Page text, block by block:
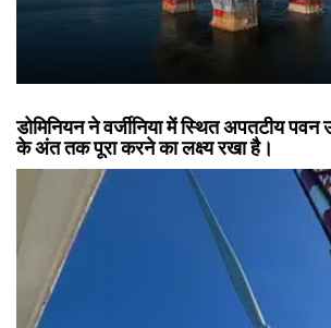
डोमिनियन ने वर्जीनिया में स्थित अपतटीय पवन
के अंत तक पूरा करने का लक्ष्य रखा है।